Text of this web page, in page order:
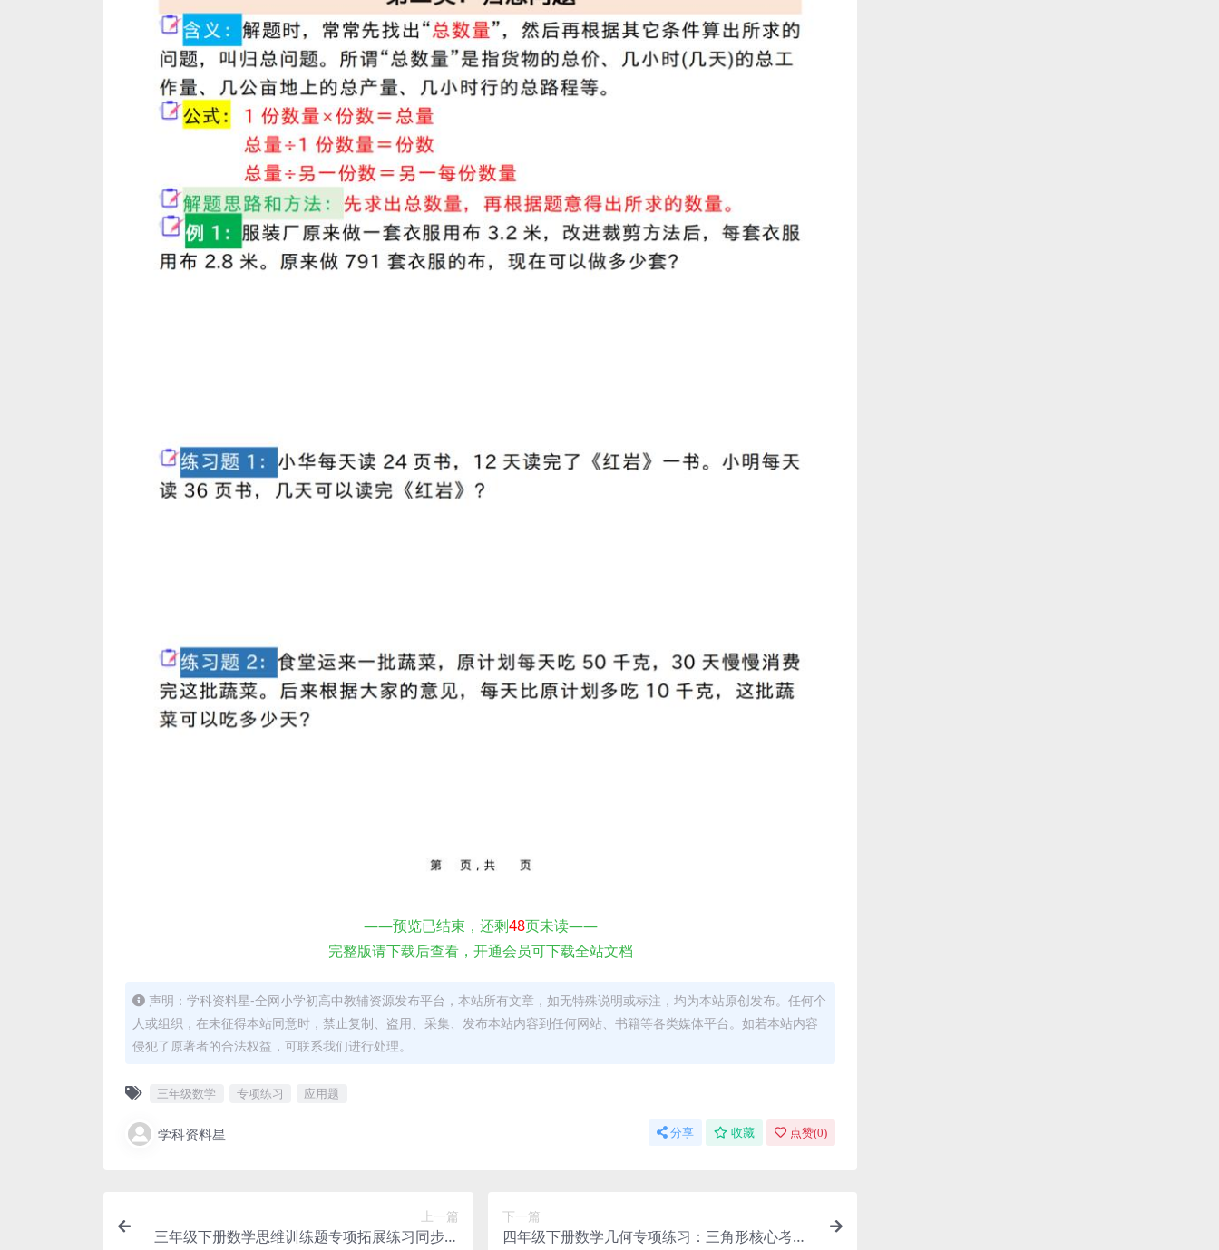
——预览已结束，还剩48页未读——
完整版请下载后查看，开通会员可下载全站文档
声明：学科资料星-全网小学初高中教辅资源发布平台，本站所有文章，如无特殊说明或标注，均为本站原创发布。任何个
人或组织，在未征得本站同意时，禁止复制、盗用、采集、发布本站内容到任何网站、书籍等各类媒体平台。如若本站内容
侵犯了原著者的合法权益，可联系我们进行处理。
三年级数学 专项练习 应用题
学科资料星 分享 收藏 点赞(0)
上一篇
三年级下册数学思维训练题专项拓展练习同步奥
下一篇
四年级下册数学几何专项练习：三角形核心考点